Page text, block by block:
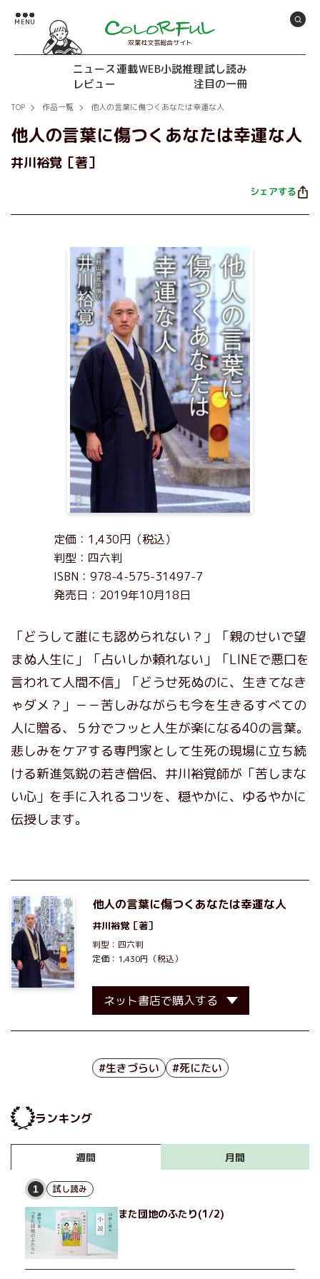
双葉社文芸総合サイト
ニュース連載WEB小説推理試し読み
レビュー
注目の一冊
TOP 作品一覧 他人の言葉に傷つくあなたは幸運な人
他人の言葉に傷つくあなたは幸運な人
井川裕覚［著］
シェアする
定価：1,430円（税込）
判型：四六判
ISBN：978-4-575-31497-7
発売日：2019年10月18日
「どうして誰にも認められない？」「親のせいで望
まぬ人生に」「占いしか頼れない」「LINEで悪口を
言われて人間不信」「どうせ死ぬのに、生きてなき
ゃダメ？」－－苦しみながらも今を生きるすべての
人に贈る、５分でフッと人生が楽になる40の言葉。
悲しみをケアする専門家として生死の現場に立ち続
ける新進気鋭の若き僧侶、井川裕覚師が「苦しまな
い心」を手に入れるコツを、穏やかに、ゆるやかに
伝授します。
他人の言葉に傷つくあなたは幸運な人
井川裕覚 ［著］
判型：四六判
定価：1,430円（税込）
ネット書店で購入する
#生きづらい #死にたい
ランキング
週間 月間
1 試し読み
また団地のふたり(1/2)